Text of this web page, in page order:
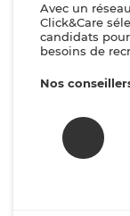
Avec un
Click&Care
candidats
besoins de
Nos